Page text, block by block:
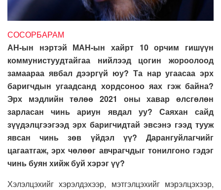
СОСОРБАРАМ
АН-ын нэртэй МАН-ын хайрт 10 орчим гишүүн
коммунистуудтайгаа нийлээд цогин жороолоод
замаараа явбал дээргүй юу? Та нар угаасаа эрх
баригчдын угаадсанд хордсоноо яах гэж байна?
Эрх мэдлийн төлөө 2021 оны хавар өлсгөлөн
зарласан чинь ариун явдал уу? Саяхан сайд
зүүдэлцгээгээд эрх баригчидтай эвсэнэ гээд тууж
явсан чинь зөв үйдэл үү? Дарангуйлагчийг
цагаатгаж, эрх чөлөөг авчрагчдыг тонилгоно гэдэг
чинь буян хийж буй хэрэг үү?
Хэлэлцэхийг хэрэлдэхээр, мэтгэлцэхийг мэрэлцэхээр,